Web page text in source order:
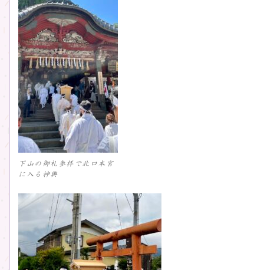
下山の御礼参拝で北口本宮
に入る神輿